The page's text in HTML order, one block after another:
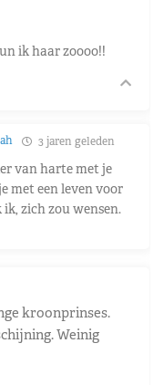
ik haar zoooo!!
3 jaren geleden
van harte met je
met een leven voor
zich zou wensen.
kroonprinses.
Weinig